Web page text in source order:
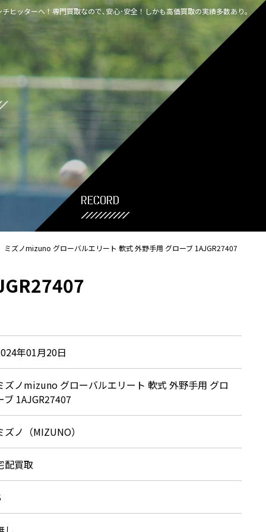
ヒッターへ！専門買取なので､安心･安全！しかも高価買取の実績多数あり｡
record
ミズノmizuno グローバルエリート 軟式 外野手用 グローブ 1AJGR27407
年01月20日
ズノmizuno グローバルエリート 軟式 外野手用 グロ
ブ 1AJGR27407
ズノ（MIZUNO）
配買取